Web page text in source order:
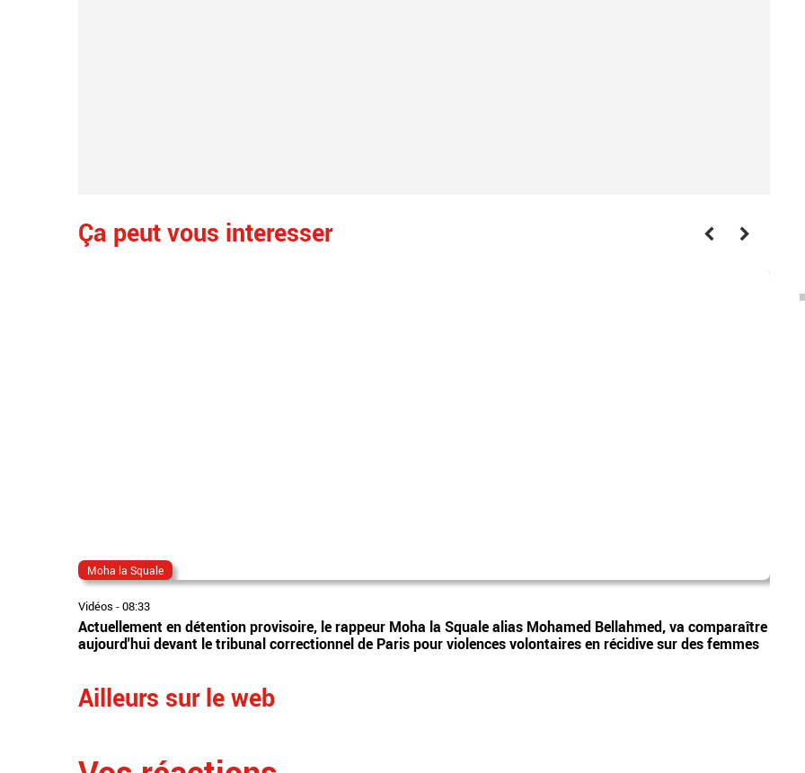
Ça peut vous interesser
Moha la Squale
Vidéos -08:33
Actuellement en détention provisoire, le rappeur Moha la Squale alias Mohamed Bellahmed, va comparaître
aujourd'hui devant le tribunal correctionnel de Paris pour violences volontaires en récidive sur des femmes
Ailleurs sur le web